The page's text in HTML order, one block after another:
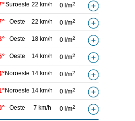
Suroeste 22 km/h 0 l/m2
Oeste 22 km/h 0 l/m2
Oeste 18 km/h 0 l/m2
Oeste 14 km/h 0 l/m2
Noroeste 14 km/h 0 l/m2
Noroeste 14 km/h 0 l/m2
Oeste 7 km/h 0 l/m2